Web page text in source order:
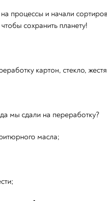
процессы и начали
сохранить планету!
картон, стекло,
мы сдали на переработку?
масла;